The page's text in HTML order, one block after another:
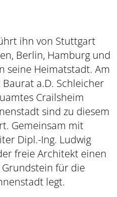
ihn von Stuttgart
Berlin, Hamburg und
seine Heimatstadt. Am
a.D. Schleicher
Crailsheim
sind zu diesem
Gemeinsam mit
Dipl.-Ing. Ludwig
freie Architekt einen
für die
legt.